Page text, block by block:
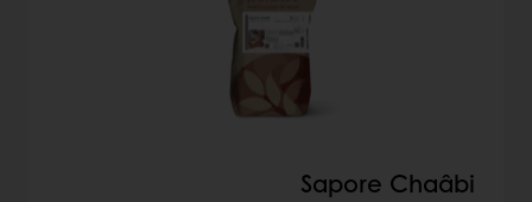
Sapore Chaâbi